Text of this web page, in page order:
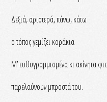
Δεξιά, αριστερά, πάνω, κάτω
ο τόπος γεμίζει κοράκια
Μ’ ευθυγραμμισμένα κι ακίνητα
παρελαύνουν μπροστά του.